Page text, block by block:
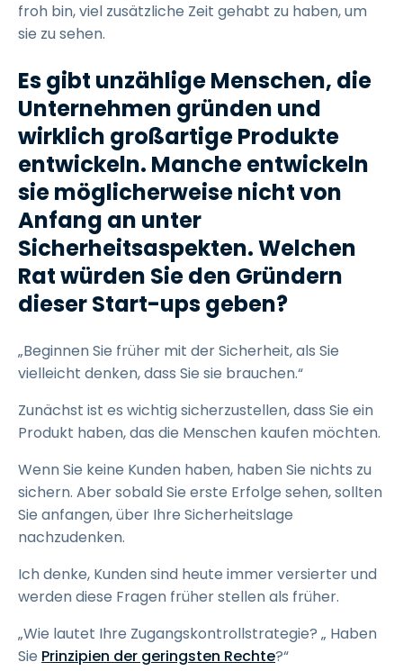
froh bin, viel zusätzliche Zeit gehabt zu haben, um
sie zu sehen.
Es gibt unzählige Menschen, die
Unternehmen gründen und
wirklich großartige Produkte
entwickeln. Manche entwickeln
sie möglicherweise nicht von
Anfang an unter
Sicherheitsaspekten. Welchen
Rat würden Sie den Gründern
dieser Start-ups geben?
„Beginnen Sie früher mit der Sicherheit, als Sie
vielleicht denken, dass Sie sie brauchen.“
Zunächst ist es wichtig sicherzustellen, dass Sie ein
Produkt haben, das die Menschen kaufen möchten.
Wenn Sie keine Kunden haben, haben Sie nichts zu
sichern. Aber sobald Sie erste Erfolge sehen, sollten
Sie anfangen, über Ihre Sicherheitslage
nachzudenken.
Ich denke, Kunden sind heute immer versierter und
werden diese Fragen früher stellen als früher.
„Wie lautet Ihre Zugangskontrollstrategie? „ Haben
Sie Prinzipien der geringsten Rechte?“